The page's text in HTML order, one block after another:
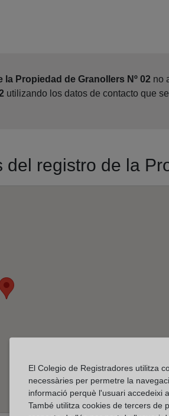
la Propiedad de Granollers Nº 02 no
utilizando los datos de contacto que
registro de la
El Colegio de Registradores utilitza
necessàries per permetre la
informació perquè l'usuari accedeixi
També utilitza cookies de tercers de